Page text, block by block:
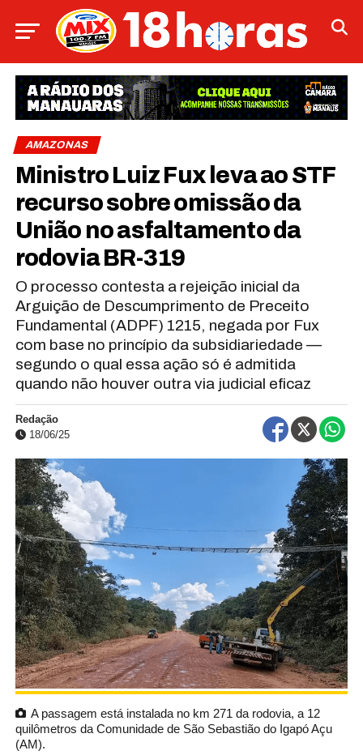
AMAZONAS
Ministro Luiz Fux leva ao STF
recurso sobre omissão da
União no asfaltamento da
rodovia BR-319
O processo contesta a rejeição inicial da
Arguição de Descumprimento de Preceito
Fundamental (ADPF) 1215, negada por Fux
com base no princípio da subsidiariedade —
segundo o qual essa ação só é admitida
quando não houver outra via judicial eficaz
Redação
18/06/25
A passagem está instalada no km 271 da rodovia, a 12
quilômetros da Comunidade de São Sebastião do Igapó Açu
(AM).